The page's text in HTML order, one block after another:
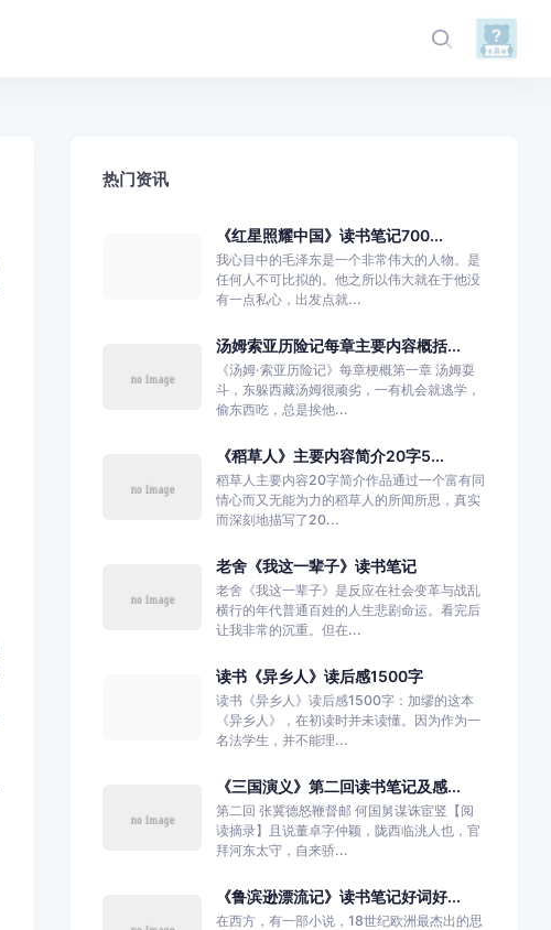
热门资讯
《红星照耀中国》读书笔记700...
我心目中的毛泽东是一个非常伟大的人物。是
任何人不可比拟的。他之所以伟大就在于他没
有一点私心，出发点就...
汤姆索亚历险记每章主要内容概括...
《汤姆·索亚历险记》每章梗概第一章 汤姆耍
斗，东躲西藏汤姆很顽劣，一有机会就逃学，
偷东西吃，总是挨他...
《稻草人》主要内容简介20字5...
稻草人主要内容20字简介作品通过一个富有同
情心而又无能为力的稻草人的所闻所思，真实
而深刻地描写了20...
老舍《我这一辈子》读书笔记
老舍《我这一辈子》是反应在社会变革与战乱
横行的年代普通百姓的人生悲剧命运。看完后
让我非常的沉重。但在...
读书《异乡人》读后感1500字
读书《异乡人》读后感1500字：加缪的这本
《异乡人》，在初读时并未读懂。因为作为一
名法学生，并不能理...
《三国演义》第二回读书笔记及感...
第二回 张冀德怒鞭督邮 何国舅谋诛宦竖【阅
读摘录】且说董卓字仲颖，陇西临洮人也，官
拜河东太守，自来骄...
《鲁滨逊漂流记》读书笔记好词好...
在西方，有一部小说，18世纪欧洲最杰出的思